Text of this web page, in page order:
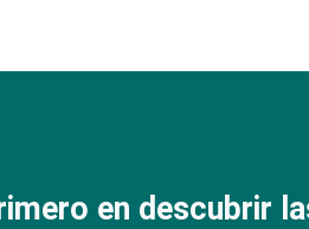
en descubrir